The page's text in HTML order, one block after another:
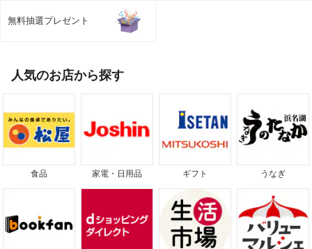
無料抽選プレゼント
人気のお店から探す
食品 家電・日用品 ギフト うなぎ